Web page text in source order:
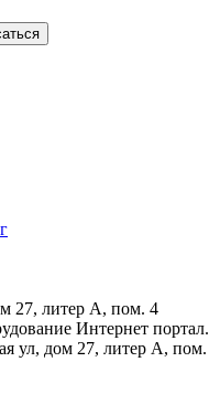
27, литер А, пом. 4
Интернет портал.
ул, дом 27, литер А, пом.